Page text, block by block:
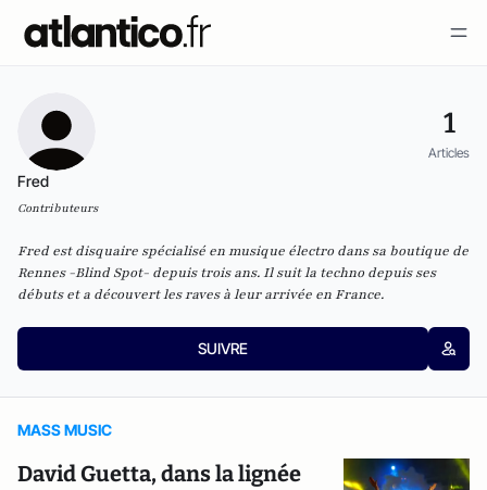
1
Articles
Fred
Contributeurs
Fred est disquaire spécialisé en musique électro dans sa boutique de
Rennes -Blind Spot- depuis trois ans. Il suit la techno depuis ses
débuts et a découvert les raves à leur arrivée en France.
SUIVRE
MASS MUSIC
David Guetta, dans la lignée